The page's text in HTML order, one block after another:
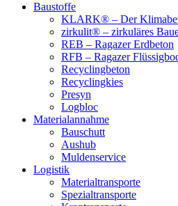
Baustoffe
KLARK® – Der
zirkulit® – zirkuläres
REB – Ragazer Erdbeton
RFB – Ragazer
Recyclingbeton
Recyclingkies
Presyn
Logbloc
Materialannahme
Bauschutt
Aushub
Muldenservice
Logistik
Materialtransporte
Spezialtransporte